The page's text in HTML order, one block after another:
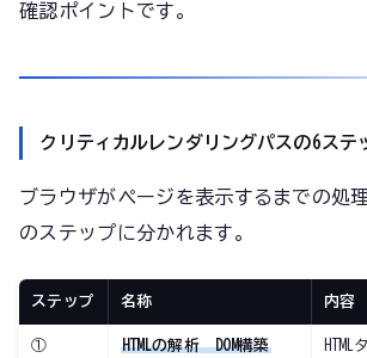
確認ポイントです。
クリティカルレンダリングパスの6ステ
ブラウザがページを表示するまでの処
のステップに分かれます。
ステップ 名称 内容
① HTMLの解析 → DOM構築